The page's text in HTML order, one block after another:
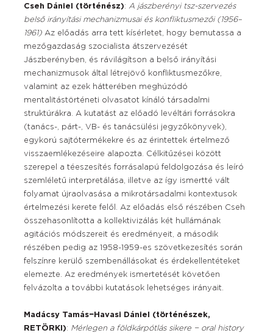
Cseh Dániel (történész): A jászberényi tsz-szervezés
belső irányítási mechanizmusai és konfliktusmezői (1956–
1961) Az előadás arra tett kísérletet, hogy bemutassa a
mezőgazdaság szocialista átszervezését
Jászberényben, és rávilágítson a belső irányítási
mechanizmusok által létrejövő konfliktusmezőkre,
valamint az ezek hátterében meghúzódó
mentalitástörténeti olvasatot kínáló társadalmi
struktúrákra. A kutatást az előadó levéltári forrásokra
(tanács-, párt-, VB- és tanácsülési jegyzőkönyvek),
egykorú sajtótermékekre és az érintettek értelmező
visszaemlékezéseire alapozta. Célkitűzései között
szerepel a téeszesítés forrásalapú feldolgozása és leíró
szemléletű interpretálása, illetve az így ismertté vált
folyamat újraolvasása a mikrotársadalmi kontextusok
értelmezési kerete felől. Az előadás első részében Cseh
összehasonlította a kollektivizálás két hullámának
agitációs módszereit és eredményeit, a második
részében pedig az 1958-1959-es szövetkezesítés során
felszínre kerülő szembenállásokat és érdekellentéteket
elemezte. Az eredmények ismertetését követően
felvázolta a további kutatások lehetséges irányait.
Madácsy Tamás−Havasi Dániel (történészek,
RETÖRKI): Mérlegen a földkárpótlás sikere − oral history